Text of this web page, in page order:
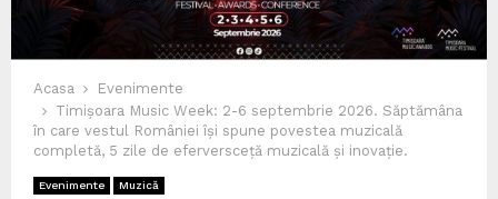
Acasa
Evenimente
Timișoara Music Week: 2-6 septembrie 2026. Săptămâna
în care vestul României își spune povestea muzicală
completă, 5 zile de eferversceță muzicală și inovație.
Evenimente Muzică